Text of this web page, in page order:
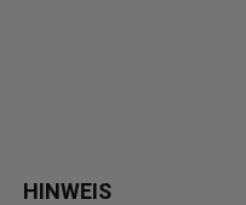
HINWEIS